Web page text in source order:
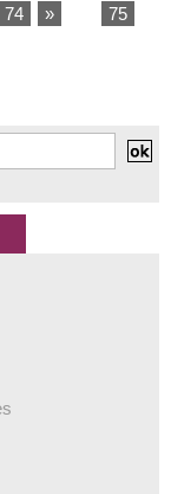
74 » 75